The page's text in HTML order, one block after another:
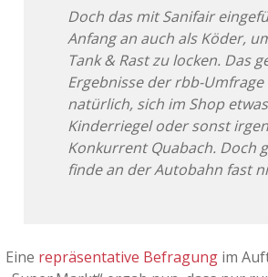
Doch das mit Sanifair
Anfang an auch als Köder,
Tank & Rast zu locken. Das
Ergebnisse der rbb-Umfrage
natürlich, sich im Shop
Kinderriegel oder sonst
Konkurrent Quabach. Doch
finde an der Autobahn fast
Eine repräsentative Befragung im